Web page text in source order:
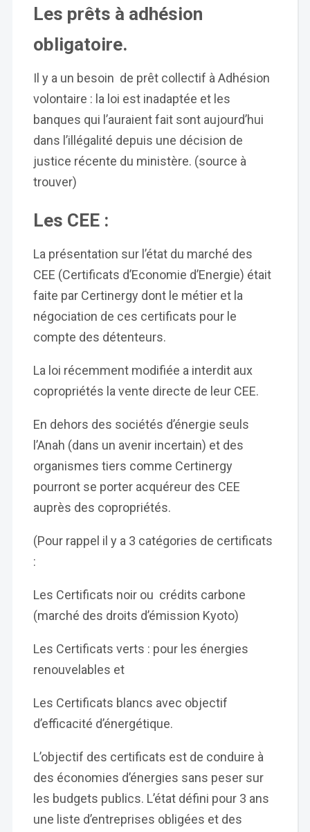
Les prêts à adhésion
obligatoire.
Il y a un besoin de prêt collectif à Adhésion
volontaire : la loi est inadaptée et les
banques qui l’auraient fait sont aujourd’hui
dans l’illégalité depuis une décision de
justice récente du ministère. (source à
trouver)
Les CEE :
La présentation sur l’état du marché des
CEE (Certificats d’Economie d’Energie) était
faite par Certinergy dont le métier et la
négociation de ces certificats pour le
compte des détenteurs.
La loi récemment modifiée a interdit aux
copropriétés la vente directe de leur CEE.
En dehors des sociétés d’énergie seuls
l’Anah (dans un avenir incertain) et des
organismes tiers comme Certinergy
pourront se porter acquéreur des CEE
auprès des copropriétés.
(Pour rappel il y a 3 catégories de certificats
:
Les Certificats noir ou crédits carbone
(marché des droits d’émission Kyoto)
Les Certificats verts : pour les énergies
renouvelables et
Les Certificats blancs avec objectif
d’efficacité d’énergétique.
L’objectif des certificats est de conduire à
des économies d’énergies sans peser sur
les budgets publics. L’état défini pour 3 ans
une liste d’entreprises obligées et des